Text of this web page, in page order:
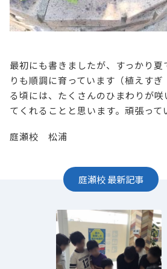
最初にも書きましたが、すっかり
りも順調に育っています（植えす
る頃には、たくさんのひまわりが
てくれることと思います。頑張って
庭瀬校 松浦
庭瀬校最新記事